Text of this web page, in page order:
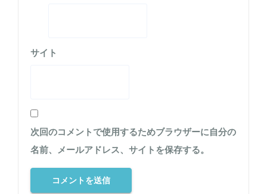
サイト
次回のコメントで使用するためブラウザーに自分の
名前、メールアドレス、サイトを保存する。